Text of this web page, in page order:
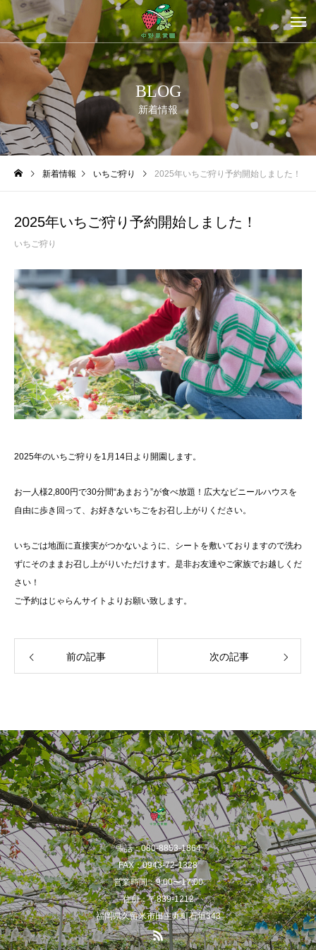
BLOG
新着情報
新着情報 いちご狩り 2025年いちご狩り予約開始しました！
2025年いちご狩り予約開始しました！
いちご狩り
2025年のいちご狩りを1月14日より開園します。
お一人様2,800円で30分間“あまおう”が食べ放題！広大なビニールハウスを
自由に歩き回って、お好きないちごをお召し上がりください。
いちごは地面に直接実がつかないように、シートを敷いておりますので洗わ
ずにそのままお召し上がりいただけます。是非お友達やご家族でお越しくだ
さい！
ご予約は じゃらんサイト よりお願い致します。
前の記事 次の記事
電話：080-8853-1864
FAX：0943-72-1328
営業時間：9:00〜17:00
住所：〒839-1212
福岡県久留米市田主丸町石垣343